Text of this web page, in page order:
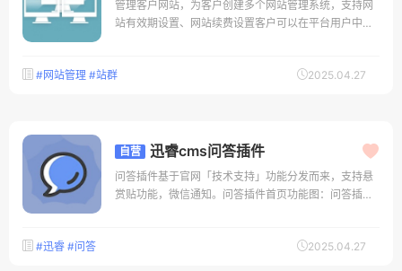
管理客户网站，为客户创建多个网站管理系统，支持网
站有效期设置、网站续费设置客户可以在平台用户中心
#网站管理 #站群 2025.04.27
自营 迅睿cms问答插件
问答插件基于官网「技术支持」功能分发而来，支持悬
赏贴功能，微信通知。问答插件首页功能图：问答插件
#迅睿 #问答 2025.04.27